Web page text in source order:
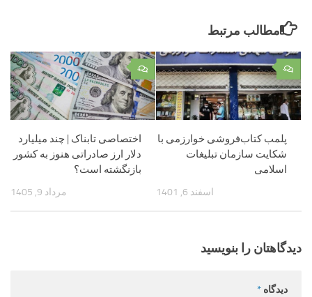
مطالب مرتبط
۰
اختصاصی تابناک | چند میلیارد
دلار ارز صادراتی هنوز به کشور
بازنگشته است؟
مرداد 9, 1405
۰
پلمب کتاب‌فروشی خوارزمی با
شکایت سازمان تبلیغات
اسلامی
اسفند 6, 1401
دیدگاهتان را بنویسید
دیدگاه *